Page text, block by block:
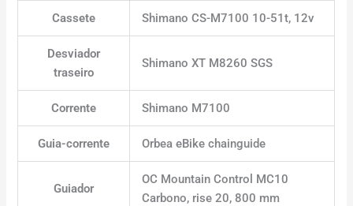
Cassete Shimano CS-M7100 10-51t, 12v
Desviador
traseiro
Shimano XT M8260 SGS
Corrente Shimano M7100
Guia-corrente Orbea eBike chainguide
Guiador
OC Mountain Control MC10
Carbono, rise 20, 800 mm